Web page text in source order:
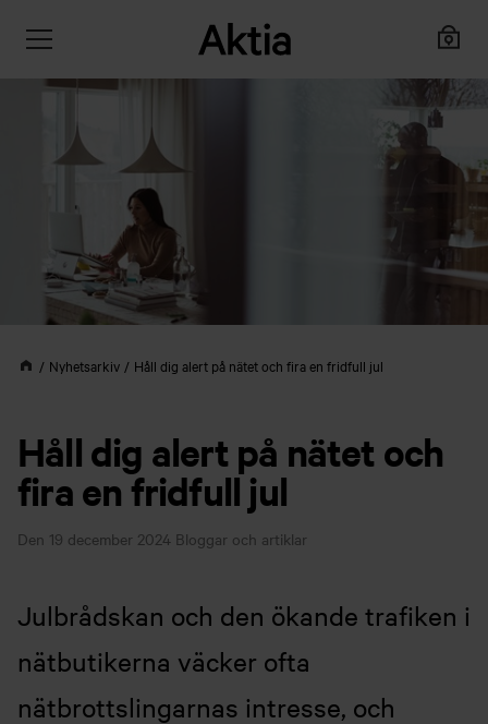
Nyhetsarkiv Håll dig alert på nätet och fira en fridfull jul
Håll dig alert på nätet och
fira en fridfull jul
Den 19 december 2024 Bloggar och artiklar
Julbrådskan och den ökande trafiken i
nätbutikerna väcker ofta
nätbrottslingarnas intresse, och